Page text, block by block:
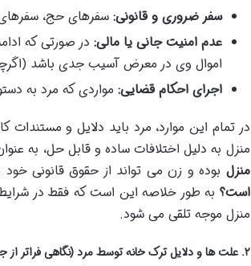
سفر ضروری و قانونی: سفرهای حج، سفرهای
عدم امنیت جانی یا مالی: در صورتی که
اموال وی در معرض آسیب جدی باشد (اگرچه
اجرای احکام قضایی: مواردی که مرد به
در تمام این موارد، مرد باید دلایل و مستندات
منزل به دلیل اختلافات ساده و قابل حل، به
منزل بوده و زن می تواند از حقوق قانونی
است؟ به طور خلاصه این است که فقط در
منزل موجه تلقی می شود.
۲. علت ها و دلایل ترک خانه توسط مرد (نگاهی فراتر از جنبه صرفاً حقوقی)